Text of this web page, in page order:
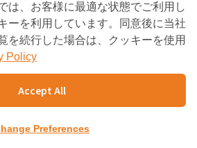
9179
は、お客様に最適な状態でご利用し
ーを利用しています。同意後に当社
を続行した場合は、クッキーを使用
Policy
Accept All
Preferences